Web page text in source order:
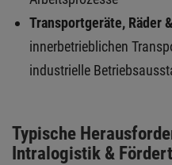
Transportgeräte, Räder
innerbetrieblichen
industrielle
Typische
Intralogistik &